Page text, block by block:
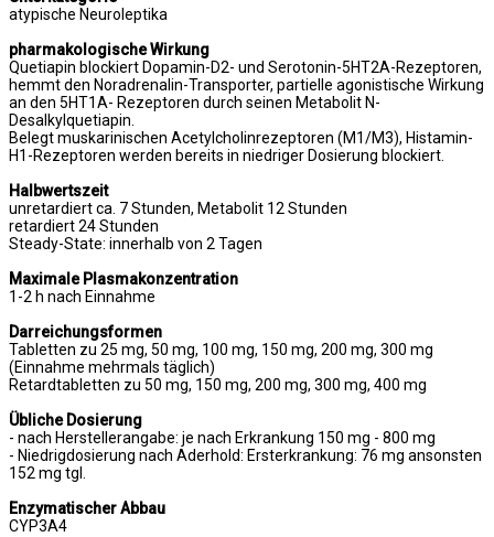
atypische Neuroleptika
pharmakologische Wirkung
Quetiapin blockiert Dopamin-D2- und Serotonin-5HT2A-Rezeptoren,
hemmt den Noradrenalin-Transporter, partielle agonistische Wirkung
an den 5HT1A- Rezeptoren durch seinen Metabolit N-
Desalkylquetiapin.
Belegt muskarinischen Acetylcholinrezeptoren (M1/M3), Histamin-
H1-Rezeptoren werden bereits in niedriger Dosierung blockiert.
Halbwertszeit
unretardiert ca. 7 Stunden, Metabolit 12 Stunden
retardiert 24 Stunden
Steady-State: innerhalb von 2 Tagen
Maximale Plasmakonzentration
1-2 h nach Einnahme
Darreichungsformen
Tabletten zu 25 mg, 50 mg, 100 mg, 150 mg, 200 mg, 300 mg
(Einnahme mehrmals täglich)
Retardtabletten zu 50 mg, 150 mg, 200 mg, 300 mg, 400 mg
Übliche Dosierung
- nach Herstellerangabe: je nach Erkrankung 150 mg - 800 mg
- Niedrigdosierung nach Aderhold: Ersterkrankung: 76 mg ansonsten
152 mg tgl.
Enzymatischer Abbau
CYP3A4